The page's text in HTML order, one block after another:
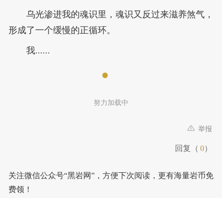
乌光渗进我的魂识里，魂识又反过来滋养煞气，
形成了一个缓慢的正循环。
我......
努力加载中
举报
回复（ 0）
关注微信公众号“黑岩网”，方便下次阅读，更有海量岩币免
费领！